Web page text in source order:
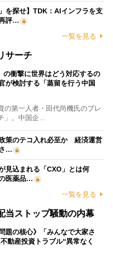
を探せ】TDK：AIインフラを支
評…
一覧を見る
サーチ
衝撃に世界はどう対応するの
検討する「蒸留を行う中国
第一人者・田代尚機氏のプレ
」。中国企…
策のテコ入れ必至か 経済運営
…
見込まれる「CXO」とは何
医薬品…
一覧を見る
当ストップ騒動の内幕
題の核心》「みんなで大家さ
動産投資トラブル“異常なく